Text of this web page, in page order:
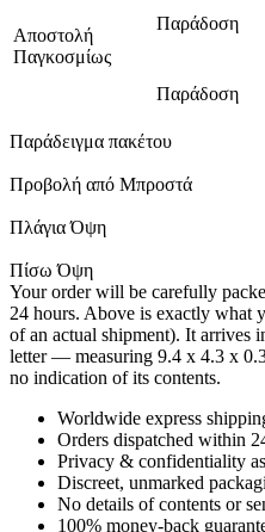
Αποστολή
Παγκοσμίως
Παράδοση
Παράδοση
Παράδειγμα πακέτου
Προβολή από Μπροστά
Πλάγια Όψη
Πίσω Όψη
Your order will be carefully
24 hours. Above is exactly what
of an actual shipment). It arrives
letter — measuring 9.4 x 4.3 x
no indication of its contents.
Worldwide express
Orders dispatched within
Privacy & confidentiality
Discreet, unmarked
No details of contents or
100% money-back